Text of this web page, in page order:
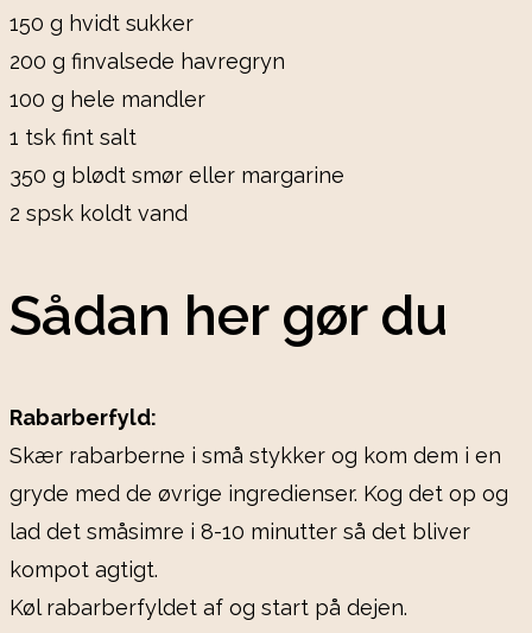
150 g hvidt sukker
200 g finvalsede havregryn
100 g hele mandler
1 tsk fint salt
350 g blødt smør eller margarine
2 spsk koldt vand
Sådan her gør du
Rabarberfyld:
Skær rabarberne i små stykker og kom dem i en
gryde med de øvrige ingredienser. Kog det op og
lad det småsimre i 8-10 minutter så det bliver
kompot agtigt.
Køl rabarberfyldet af og start på dejen.